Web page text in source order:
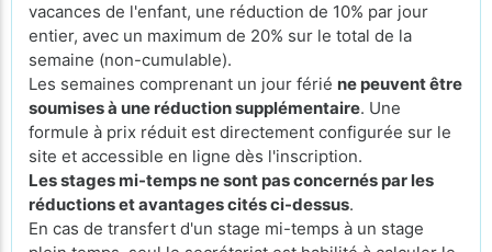
vacances de l'enfant, une réduction de 10% par jour
entier, avec un maximum de 20% sur le total de la
semaine (non-cumulable).
Les semaines comprenant un jour férié ne peuvent être
soumises à une réduction supplémentaire. Une
formule à prix réduit est directement configurée sur le
site et accessible en ligne dès l'inscription.
Les stages mi-temps ne sont pas concernés par les
réductions et avantages cités ci-dessus.
En cas de transfert d'un stage mi-temps à un stage